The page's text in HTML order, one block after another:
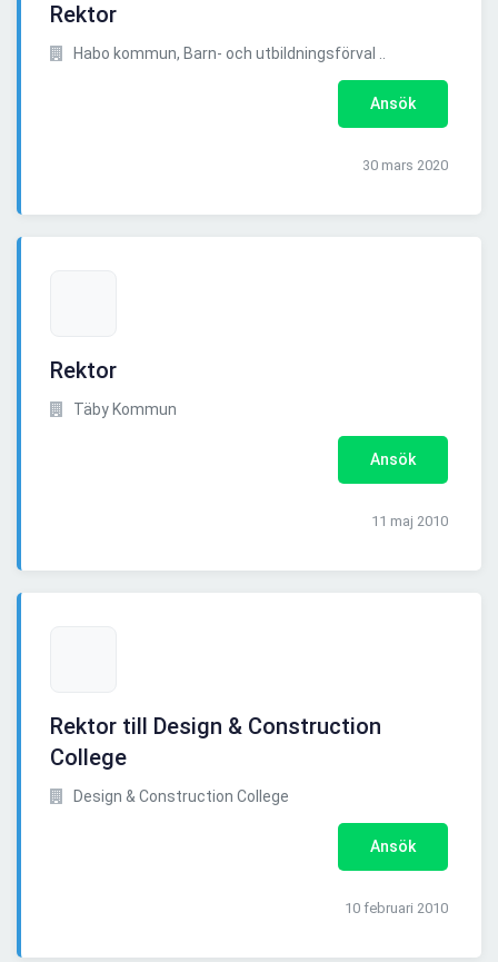
Rektor
Habo kommun, Barn- och utbildningsförval ..
Ansök
30 mars 2020
Rektor
Täby Kommun
Ansök
11 maj 2010
Rektor till Design & Construction
College
Design & Construction College
Ansök
10 februari 2010